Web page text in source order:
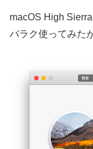
macOS High
バラク使ってみた